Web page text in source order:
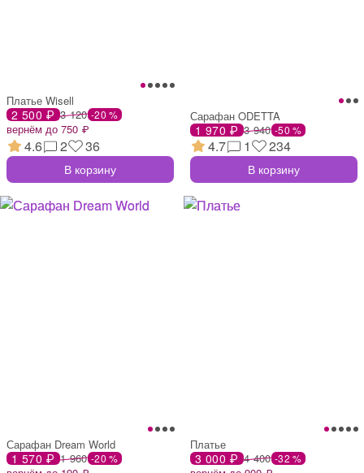
Платье Wisell
2 500 ₽ 3 120 -20 %
вернём до 750 ₽
4.6 2 36
В корзину
Сарафан ODETTA
1 970 ₽ 3 940 -50 %
4.7 1 234
В корзину
Сарафан Dream World
1 570 ₽ 1 960 -20 %
Платье
3 000 ₽ 4 400 -32 %